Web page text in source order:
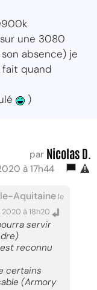
une 3080
absence) je
fait quand
)
par Nicolas D.
à 17h44
Aquitaine le
à 18h20
servir
reconnu
certains
(Armory